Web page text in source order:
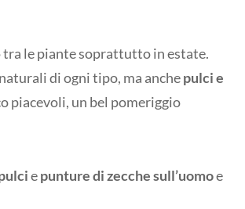
tra le piante soprattutto in estate.
di ogni tipo, ma anchepulci e
piacevoli, un bel pomeriggio
epunture di zecche sull’uomoe